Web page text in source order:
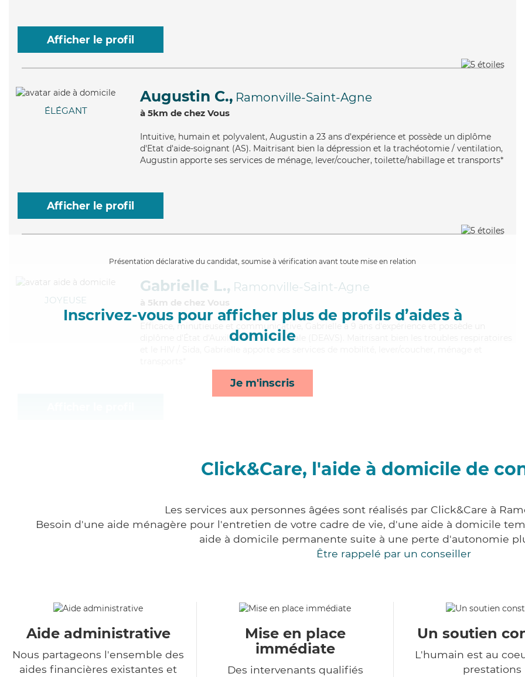
Afficher le profil
ÉLÉGANT
Augustin C., Ramonville-Saint-Agne
à 5km de chez Vous
Intuitive, humain et polyvalent, Augustin a 23 ans d'expérience et possède un diplôme
d'Etat d'aide-soignant (AS). Maitrisant bien la dépression et la trachéotomie / ventilation,
Augustin apporte ses services de ménage, lever/coucher, toilette/habillage et transports*
Afficher le profil
Présentation déclarative du candidat, soumise à vérification avant toute mise en relation
Inscrivez-vous pour afficher plus de profils d’aides à
domicile
Je m'inscris
JOYEUSE
Gabrielle L., Ramonville-Saint-Agne
à 5km de chez Vous
, minutieuse et communicative, Gabrielle a 9 ans d'expérience et possède un
diplôme d'État d'Auxiliaire de Vie Sociale (DEAVS). Maitrisant bien les troubles respiratoires
Click&Care, l'aide à domicile de
Les services aux personnes âgées sont réalisés par Click&Care à
Besoin d'une aide ménagère pour l'entretien de votre cadre de vie, d'une aide à domicile
aide à domicile permanente suite à une perte d'autonomie
Être rappelé par un conseiller
Aide administrative
Nous partageons l'ensemble des
aides financières existantes et
Mise en place
immédiate
Des intervenants qualifiés
Un soutien
L'humain est au
prestations